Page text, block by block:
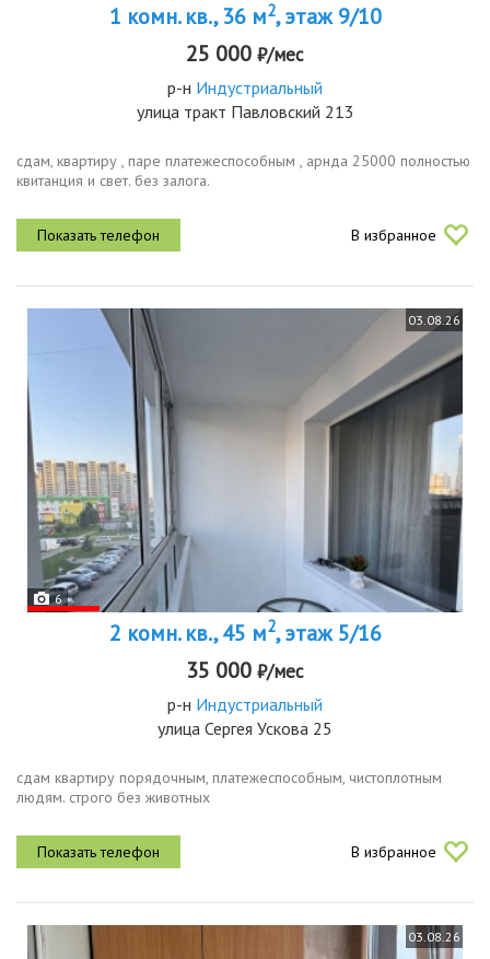
1 комн. кв., 36 м2, этаж 9/10
25 000 ₽/мес
р-н Индустриальный
улица тракт Павловский 213
сдам, квартиру , паре платежеспособным , арнда 25000 полностью
квитанция и свет. без залога.
В избранное
03.08.26
6
2 комн. кв., 45 м2, этаж 5/16
35 000 ₽/мес
р-н Индустриальный
улица Сергея Ускова 25
сдам квартиру порядочным, платежеспособным, чистоплотным
людям. строго без животных
В избранное
03.08.26